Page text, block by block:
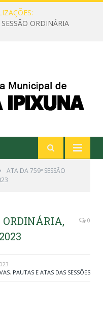
ORDINÁRIA
ATA DA 759ª SESSÃO
ORDINÁRIA,
0
, PAUTAS E ATAS DAS SESSÕES